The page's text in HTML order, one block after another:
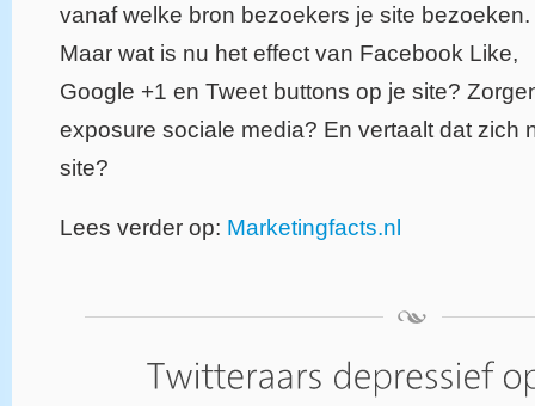
vanaf welke bron bezoekers je site bezoeken.
Maar wat is nu het effect van Facebook Like,
Google +1 en Tweet buttons op je site?
exposure sociale media? En vertaalt dat zich
site?
Lees verder op: Marketingfacts.nl